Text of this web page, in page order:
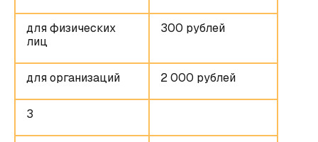
для физических
лиц
300 рублей
для организаций 2 000 рублей
3